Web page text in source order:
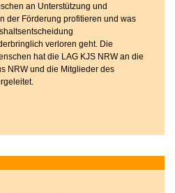
an Unterstützung und
der Förderung profitieren und was
verloren geht. Die
hat die LAG KJS NRW an die
NRW und die Mitglieder des